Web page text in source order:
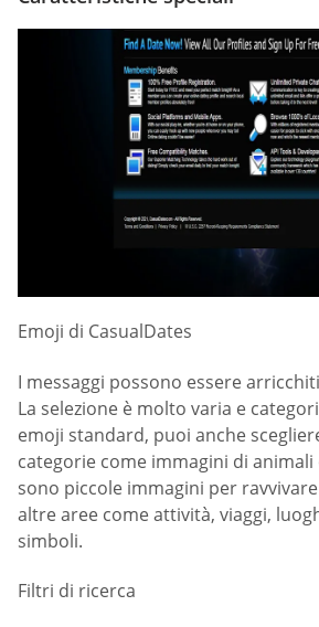
Emoji di СasualDates
I messaggi possono essere
La selezione è molto varia e
emoji standard, puoi anche
categorie come immagini di
sono piccole immagini per
altre aree come attività, viaggi,
simboli.
Filtri di ricerca